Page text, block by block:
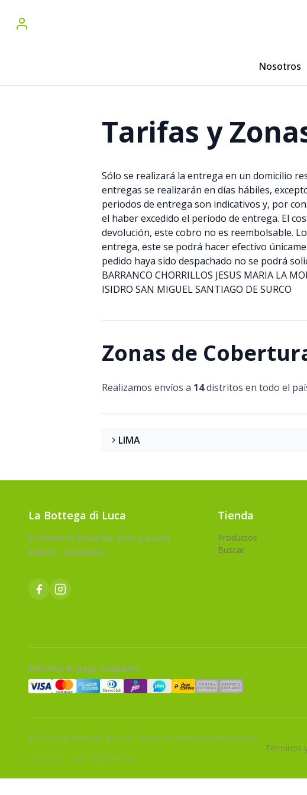
Nosotros
Tarifas y
Sólo se realizará la entrega en un domicilio
entregas se realizarán en días hábiles,
periodos de entrega son indicativos y, por
el haber excedido el periodo de entrega. El
devolución, este cobro no es reembolsable.
entrega, este se podrá hacer efectivo
pedido haya sido despachado no se podrá
BARRANCO CHORRILLOS JESUS MARIA LA
ISIDRO SAN MIGUEL SANTIAGO DE SURCO
Zonas de
Realizamos envíos a 14distritos en todo el
LIMA
La Bottega di Luca
Ecommerce Dsica Sac vinos y licores
italiano - Lima Peru
Tienda
Productos
Buscar
Métodos de pago aceptados
© 2026 La Bottega di Luca. Todos los derechos reservados.
Dsica S.A.C. · RUC: 20563596563
Términos